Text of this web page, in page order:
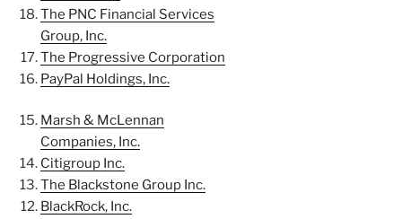
The PNC Financial Services
Group, Inc.
The Progressive Corporation
PayPal Holdings, Inc.
Marsh & McLennan
Companies, Inc.
Citigroup Inc.
The Blackstone Group Inc.
BlackRock, Inc.